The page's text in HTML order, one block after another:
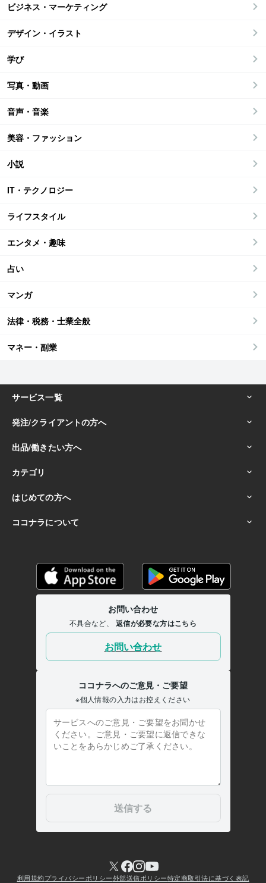
ビジネス・マーケティング
デザイン・イラスト
学び
写真・動画
音声・音楽
美容・ファッション
小説
IT・テクノロジー
ライフスタイル
エンタメ・趣味
占い
マンガ
法律・税務・士業全般
マネー・副業